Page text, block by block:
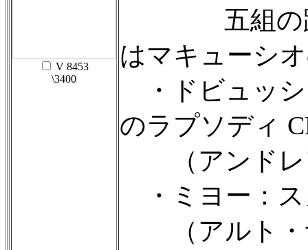
V 8453
\3400
五組の踊り
はマキューシ
・ドビュッシ
のラプソディ
（アンドレ
・ミヨー：ス
（アルト・